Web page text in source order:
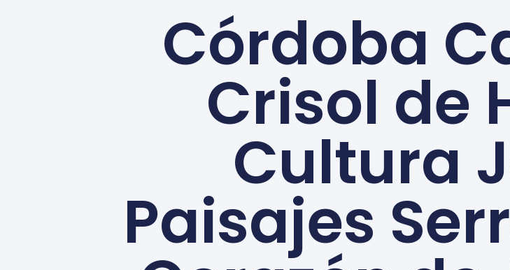
Córdoba
Crisol de
Cultura
Paisajes